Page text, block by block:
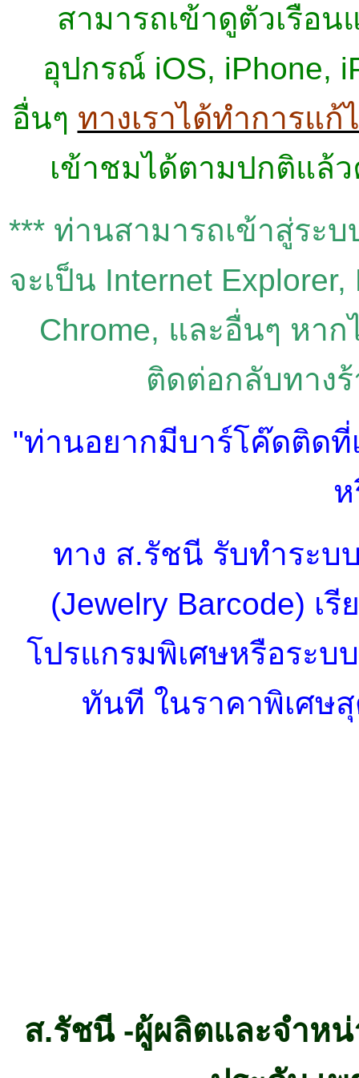
สามารถเข้าดูตัวเรือ
อุปกรณ์ iOS, iPhone,
อื่นๆ ทางเราได้ทำการแก้
เข้าชมได้ตามปกติแล้
*** ท่านสามารถเข้าสู่ระบ
จะเป็น Internet
Chrome, และอื่นๆ หาก
ติดต่อกลับทาง
"ท่านอยากมีบาร์โค๊ดติดที่
ทาง ส.รัชนี รับทำระบ
(Jewelry Barcode) เรี
โปรแกรมพิเศษหรือระบ
ทันที ในราคาพิเศษ
ส.รัชนี -ผู้ผลิตและจำหน่